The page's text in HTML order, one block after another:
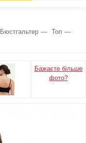
Бюстгальтер
Топ
Бажаєте більше
фото?